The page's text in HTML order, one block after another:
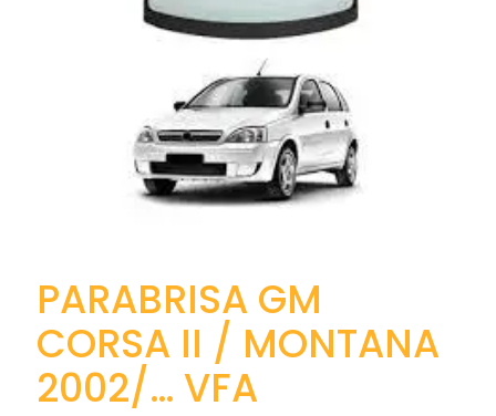
PARABRISA GM
CORSA II / MONTANA
2002/… VFA